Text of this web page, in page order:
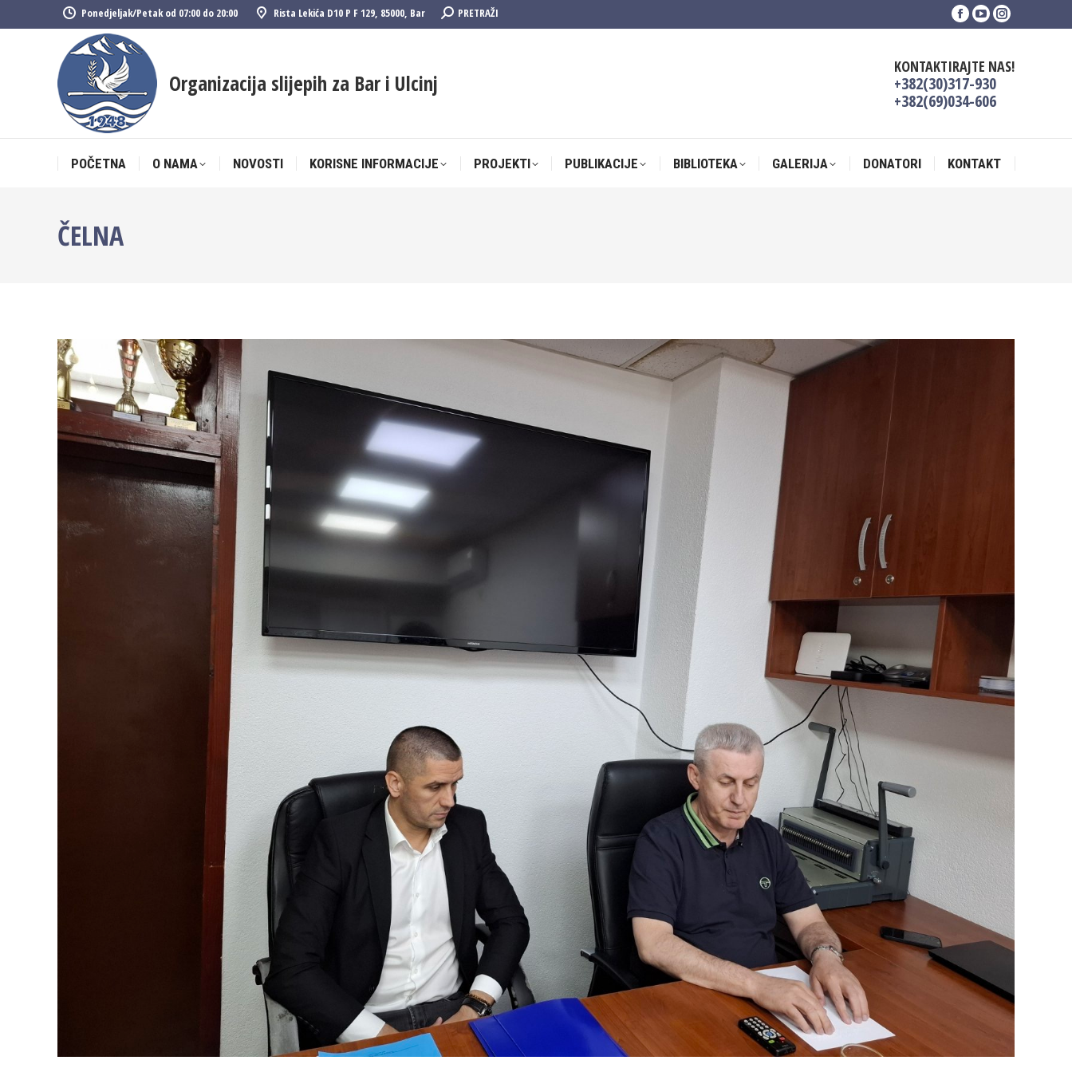
Ponedjeljak/Petak od 07:00 do 20:00 Rista Lekića D10 P F 129, 85000, Bar Search:PRETRAŽI
Facebook
in
new
window
YouTube
in
new
window
Instagram
in
Organizacija slijepih za Bar i Ulcinj
KONTAKTIRAJTE NAS!
+382(30)317-930
+382(69)034-606
POČETNA O NAMA NOVOSTI KORISNE INFORMACIJE PROJEKTI PUBLIKACIJE BIBLIOTEKA GALERIJA DONATORI KONTAKT
ČELNA
POČETNA O NAMA NOVOSTI KORISNE INFORMACIJE PROJEKTI PUBLIKACIJE BIBLIOTEKA GALERIJA DONATORI KONTAKT